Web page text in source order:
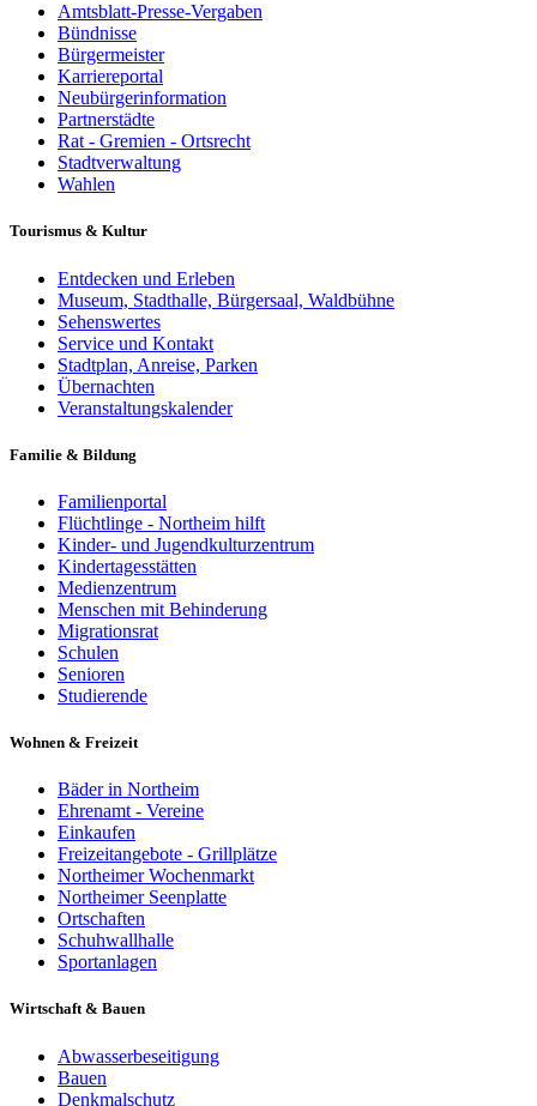
Amtsblatt-Presse-Vergaben
Bündnisse
Bürgermeister
Karriereportal
Neubürgerinformation
Partnerstädte
Rat - Gremien - Ortsrecht
Stadtverwaltung
Wahlen
Tourismus & Kultur
Entdecken und Erleben
Museum, Stadthalle, Bürgersaal, Waldbühne
Sehenswertes
Service und Kontakt
Stadtplan, Anreise, Parken
Übernachten
Veranstaltungskalender
Familie & Bildung
Familienportal
Flüchtlinge - Northeim hilft
Kinder- und Jugendkulturzentrum
Kindertagesstätten
Medienzentrum
Menschen mit Behinderung
Migrationsrat
Schulen
Senioren
Studierende
Wohnen & Freizeit
Bäder in Northeim
Ehrenamt - Vereine
Einkaufen
Freizeitangebote - Grillplätze
Northeimer Wochenmarkt
Northeimer Seenplatte
Ortschaften
Schuhwallhalle
Sportanlagen
Wirtschaft & Bauen
Abwasserbeseitigung
Bauen
Denkmalschutz